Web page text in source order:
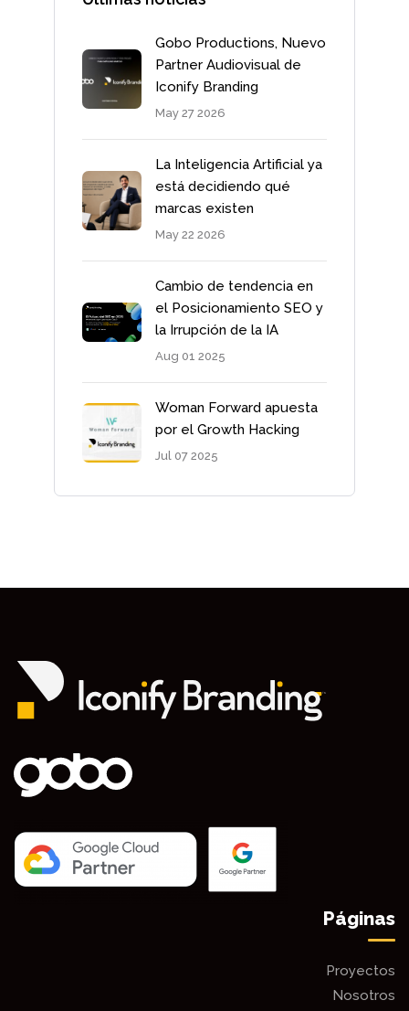
Gobo Productions, Nuevo
Partner Audiovisual de
Iconify Branding
May 27 2026
La Inteligencia Artificial ya
está decidiendo qué
marcas existen
May 22 2026
Cambio de tendencia en
el Posicionamiento SEO y
la Irrupción de la IA
Aug 01 2025
Woman Forward apuesta
por el Growth Hacking
Jul 07 2025
Páginas
Proyectos
Nosotros